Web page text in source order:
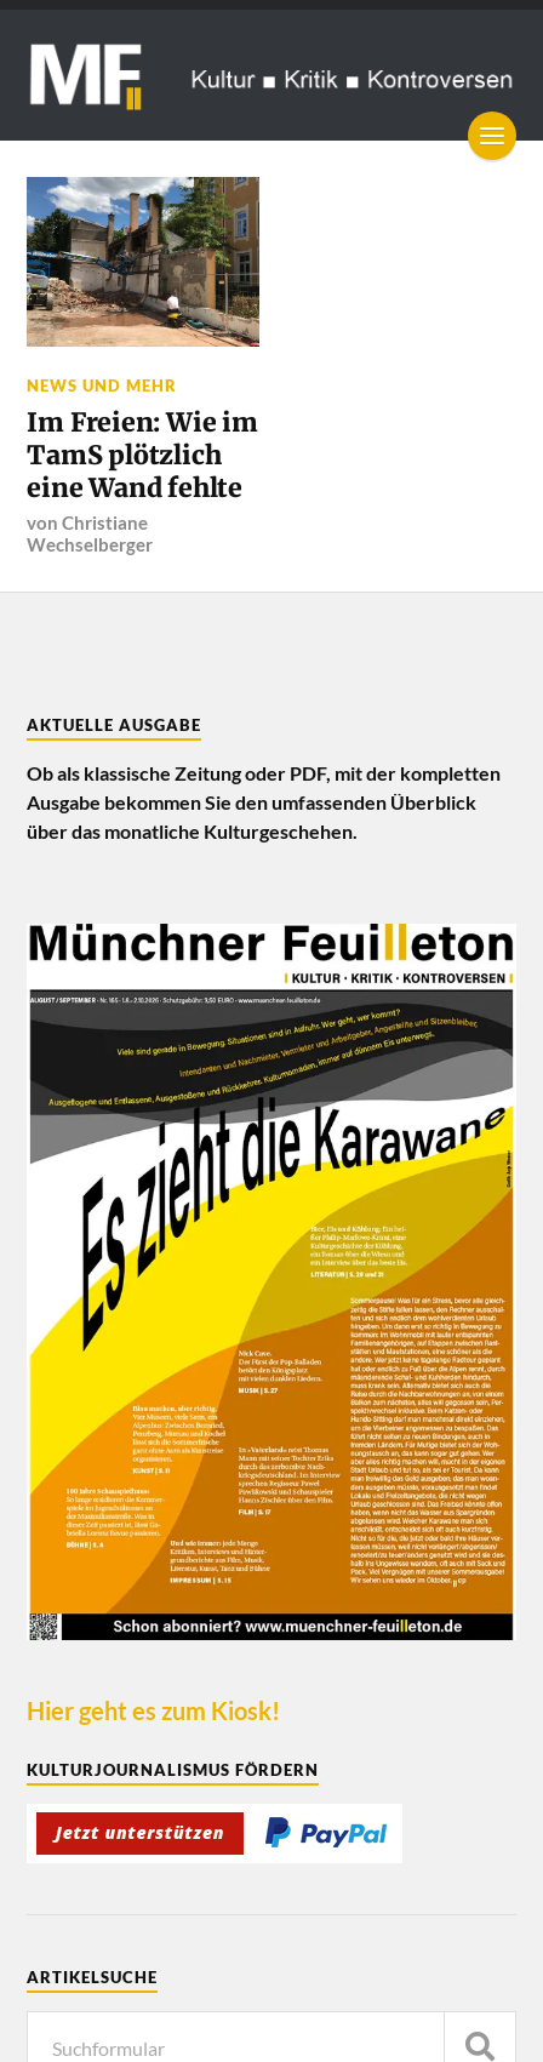
NEWS UND MEHR
Im Freien: Wie im
TamS plötzlich
eine Wand fehlte
vonChristiane
Wechselberger
AKTUELLE AUSGABE
Ob als klassische Zeitung oder PDF, mit der kompletten
Ausgabe bekommen Sie den umfassenden Überblick
über das monatliche Kulturgeschehen.
Hier geht es zum Kiosk!
KULTURJOURNALISMUS FÖRDERN
ARTIKELSUCHE